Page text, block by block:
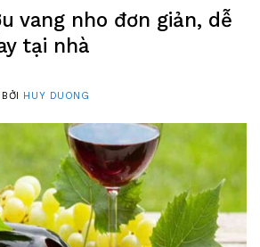
vang nho đơn giản, dễ
tại nhà
BỞI HUY DUONG